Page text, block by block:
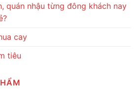
quán nhậu từng đông khách nay
cay
tiêu